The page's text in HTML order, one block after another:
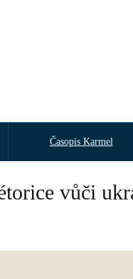
Časopis Karmel
vůči